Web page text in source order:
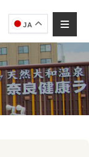
JA